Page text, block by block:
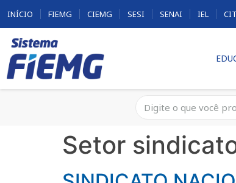
INÍCIO FIEMG CIEMG SESI SENAI IEL CIT
Setor